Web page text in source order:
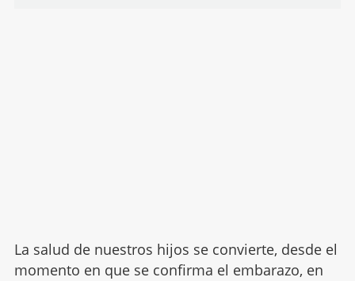
La salud de nuestros hijos se convierte, desde el
momento en que se confirma el embarazo, en